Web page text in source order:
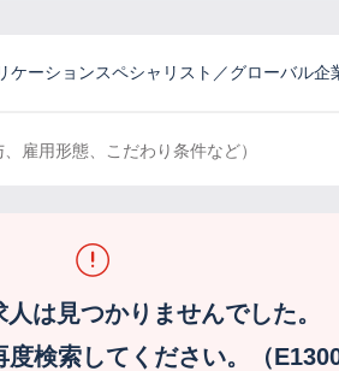
ケーションスペシャリスト／グローバル企
、雇用形態、こだわり条件など）
は見つかりませんでした。
検索してください。（